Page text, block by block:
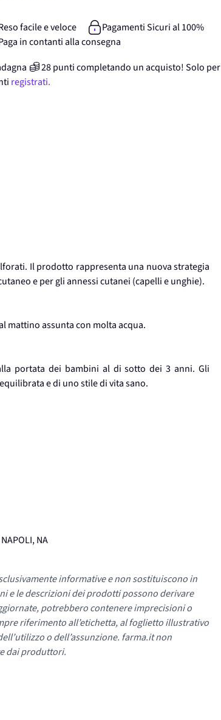
facile e veloce
Pagamenti Sicuri al 100%
in contanti alla consegna
28punticompletando un acquisto! Solo per
registrati.
Il prodotto rappresenta una nuova strategia
e per gli annessi cutanei (capelli e unghie).
mattino assunta con molta acqua.
portata dei bambini al di sotto dei 3 anni. Gli
e di uno stile di vita sano.
NA
informative e non sostituiscono in
e le descrizioni dei prodotti possono derivare
potrebbero contenere imprecisioni o
riferimento all’etichetta, al foglietto illustrativo
o dell’assunzione. farma.it non
dai produttori.